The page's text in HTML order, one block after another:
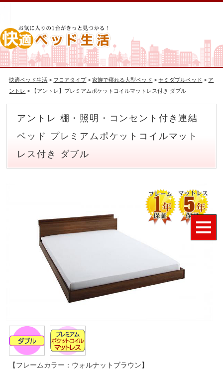
快適ベッド生活 > フロアタイプ >家族で寝れる大型ベッド >セミダブルベッド > ア
ントレ > 【アントレ】プレミアムポケットコイルマットレス付き ダブル
アントレ 棚・照明・コンセント付き連結
ベッド プレミアムポケットコイルマット
レス付き ダブル
【フレームカラー：ウォルナットブラウン】